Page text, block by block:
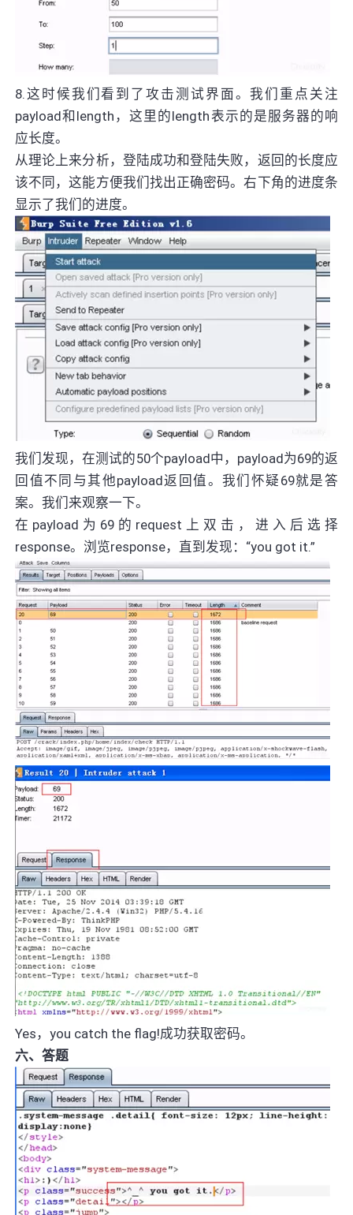
8.这时候我们看到了攻击测试界面。我们重点关注
payload和length，这里的length表示的是服务器的响
应长度。
从理论上来分析，登陆成功和登陆失败，返回的长度应
该不同，这能方便我们找出正确密码。右下角的进度条
显示了我们的进度。
我们发现，在测试的50个payload中，payload为69的返
回值不同与其他payload返回值。我们怀疑69就是答
案。我们来观察一下。
在payload为69的request上双击，进入后选择
response。浏览response，直到发现：“you got it.”
Yes，you catch the flag!成功获取密码。
六、答题